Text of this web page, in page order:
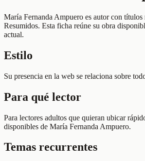
María Fernanda Ampuero es autor con
Resumidos. Esta ficha reúne su obra
actual.
Estilo
Su presencia en la web se relaciona sobre
Para qué lector
Para lectores adultos que quieran ubicar
disponibles de María Fernanda Ampuero.
Temas recurrentes